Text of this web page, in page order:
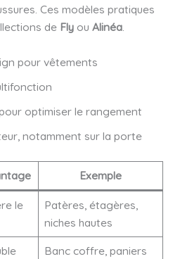
Ces modèles pratiques
de Flyou Alinéa.
pour vêtements
optimiser le rangement
notamment sur la porte
Exemple
le
Patères, étagères,
niches hautes
Banc coffre, paniers